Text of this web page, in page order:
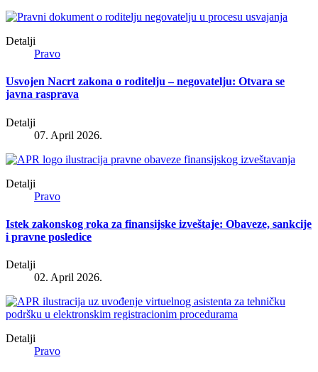
Detalji
Pravo
Usvojen Nacrt zakona o roditelju – negovatelju: Otvara se
javna rasprava
Detalji
07. April 2026.
Detalji
Pravo
Istek zakonskog roka za finansijske izveštaje: Obaveze, sankcije
i pravne posledice
Detalji
02. April 2026.
Detalji
Pravo